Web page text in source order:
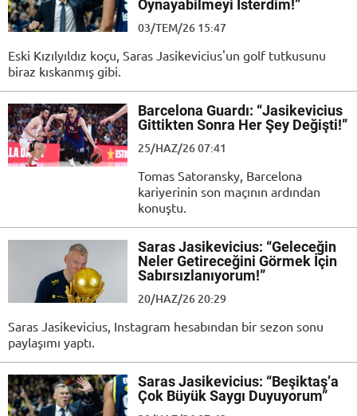
Oynayabilmeyi İsterdim!”
03/TEM/26 15:47
Eski Kızılyıldız koçu, Saras Jasikevicius'un golf tutkusunu
biraz kıskanmış gibi.
Barcelona Guardı: “Jasikevicius
Gittikten Sonra Her Şey Değişti!”
25/HAZ/26 07:41
Tomas Satoransky, Barcelona
kariyerinin son maçının ardından
konuştu.
Saras Jasikevicius: “Geleceğin
Neler Getireceğini Görmek İçin
Sabırsızlanıyorum!”
20/HAZ/26 20:29
Saras Jasikevicius, Instagram hesabından bir sezon sonu
paylaşımı yaptı.
Saras Jasikevicius: “Beşiktaş’a
Çok Büyük Saygı Duyuyorum”